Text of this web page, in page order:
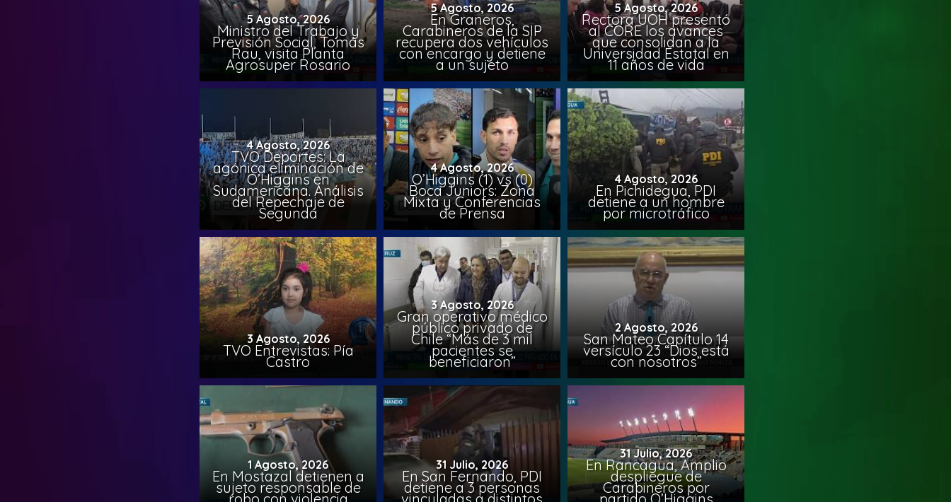
5 Agosto, 2026
Ministro del Trabajo y
Previsión Social, Tomás
Rau, visita Planta
Agrosuper Rosario
5 Agosto, 2026
En Graneros,
Carabineros de la SIP
recupera dos vehículos
con encargo y detiene
a un sujeto
5 Agosto, 2026
Rectora UOH presentó
al CORE los avances
que consolidan a la
Universidad Estatal en
11 años de vida
4 Agosto, 2026
TVO Deportes: La
agónica eliminación de
O’Higgins en
Sudamericana. Análisis
del Repechaje de
Segunda
4 Agosto, 2026
O’Higgins (1) vs (0)
Boca Juniors: Zona
Mixta y Conferencias
de Prensa
4 Agosto, 2026
En Pichidegua, PDI
detiene a un hombre
por microtráfico
3 Agosto, 2026
TVO Entrevistas: Pía
Castro
3 Agosto, 2026
Gran operativo médico
público privado de
Chile “Más de 3 mil
pacientes se
beneficiaron”
2 Agosto, 2026
San Mateo Capítulo 14
versículo 23 “Dios está
con nosotros”
1 Agosto, 2026
En Mostazal detienen a
sujeto responsable de
31 Julio, 2026
En San Fernando, PDI
detiene a 3 personas
31 Julio, 2026
En Rancagua, Amplio
despliegue de
Carabineros por